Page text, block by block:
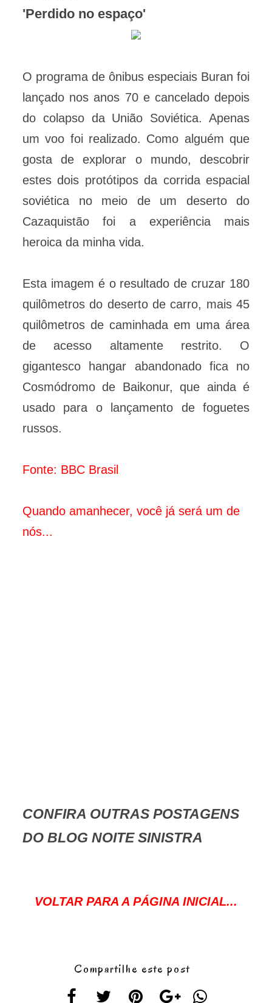
'Perdido no espaço'
O programa de ônibus especiais Buran foi
lançado nos anos 70 e cancelado depois
do colapso da União Soviética. Apenas
um voo foi realizado. Como alguém que
gosta de explorar o mundo, descobrir
estes dois protótipos da corrida espacial
soviética no meio de um deserto do
Cazaquistão foi a experiência mais
heroica da minha vida.
Esta imagem é o resultado de cruzar 180
quilômetros do deserto de carro, mais 45
quilômetros de caminhada em uma área
de acesso altamente restrito. O
gigantesco hangar abandonado fica no
Cosmódromo de Baikonur, que ainda é
usado para o lançamento de foguetes
russos.
Fonte: BBC Brasil
Quando amanhecer, você já será um de
nós...
CONFIRA OUTRAS POSTAGENS
DO BLOG NOITE SINISTRA
VOLTAR PARA A PÁGINA INICIAL...
Compartilhe este post